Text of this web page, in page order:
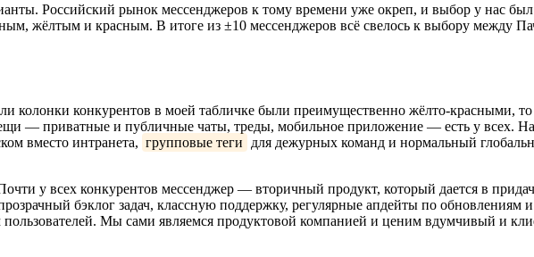
Российский рынок мессенджеров к тому времени уже окреп, и выбор у нас
жёлтым и красным. В итоге из ±10 мессенджеров всё свелось к выбору между
колонки конкурентов в моей табличке были преимущественно жёлто-красными, то
— приватные и публичные чаты, треды, мобильное приложение — есть у всех.
вместо интранета, групповые теги
для дежурных команд и нормальный
у всех конкурентов мессенджер — вторичный продукт, который дается в
бэклог задач, классную поддержку, регулярные апдейты по
Мы сами являемся продуктовой компанией и ценим вдумчивый и